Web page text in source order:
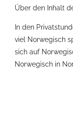
Über den Inhalt
In den
viel Norwegisch
sich auf
Norwegisch in